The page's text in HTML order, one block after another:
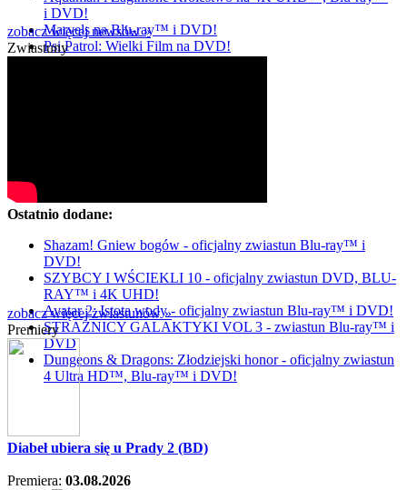
i DVD!
Marvels na Blu-ray™ i DVD!
Psi Patrol: Wielki Film na DVD!
zobacz więcej newsów »
Zwiastuny
Ostatnio dodane:
Shazam! Gniew bogów - oficjalny zwiastun Blu-ray™ i
DVD!
SZYBCY I WŚCIEKLI 10 - oficjalny zwiastun DVD, BLU-
RAY™ i 4K UHD!
Avatar 2: Istota wody - oficjalny zwiastun Blu-ray™ i DVD!
STRAŻNICY GALAKTYKI VOL 3 - zwiastun Blu-ray™ i
DVD
Dungeons & Dragons: Złodziejski honor - oficjalny zwiastun
4 Ultra HD™, Blu-ray™ i DVD!
zobacz więcej zwiastunów »
Premiery
Diabeł ubiera się u Prady 2 (BD)
Premiera: 03.08.2026